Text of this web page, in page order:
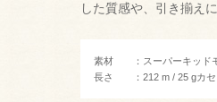
した質感や、引き揃え
素材 ：スーパーキッド
長さ ：212 m / 25 gカセ